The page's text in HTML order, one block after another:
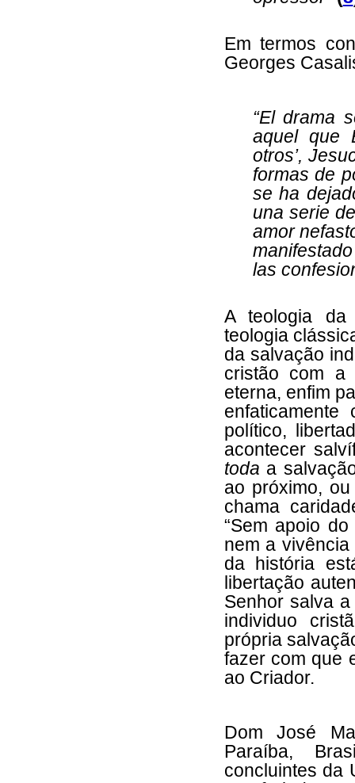
Em termos
Georges
“El drama
aquel que
otros’,
formas de
se ha
una serie
amor
las
A teologia da
teologia
da salvação
cristão com
eterna, enfim
enfaticamente
político,
acontecer
toda a
ao próximo,
chama
“Sem apoio
nem a vivência
da história
libertação
Senhor salva
individuo
própria
fazer com que
ao Criador.
Dom José
Paraíba,
concluintes da